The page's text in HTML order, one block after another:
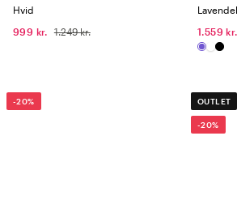
Hvid
999 kr.
1.249 kr.
Lavendel
1.559 kr.
-20% OUTLET
-20%